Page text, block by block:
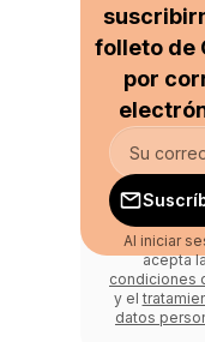
folleto de
por
Al iniciar
acepta
condiciones
y el
datos